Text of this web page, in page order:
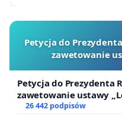
Petycja do
zawetowanie
Petycja do Prezydenta
zawetowanie ustawy
26 442 podpisów